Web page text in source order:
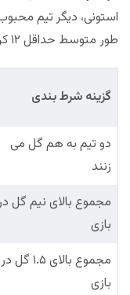
استونی، دیگر تیم
طور متوسط حداقل ۱۲ کرنر ثبت کرده است.
گزینه شرط بندی
دو تیم به هم گل می
زنند
مجموع بالای نیم گل
بازی
مجموع بالای ۱.۵ گل در
بازی